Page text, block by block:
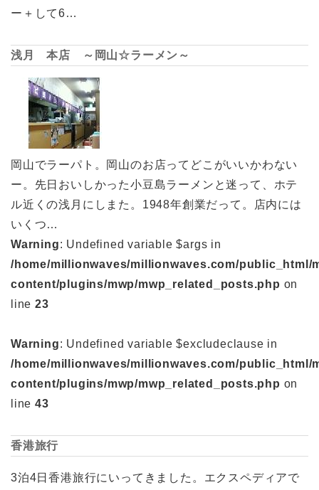
ー＋して6…
浅月 本店 ～岡山☆ラーメン～
岡山でラーパト。岡山のお店ってどこがいいかわない
ー。先日おいしかった小豆島ラーメンと迷って、ホテ
ル近くの浅月にしまた。1948年創業だって。店内には
いくつ…
Warning: Undefined variable $args in
/home/millionwaves/millionwaves.com/public_html/
content/plugins/mwp/mwp_related_posts.php on
line 23
Warning: Undefined variable $excludeclause in
/home/millionwaves/millionwaves.com/public_html/
content/plugins/mwp/mwp_related_posts.php on
line 43
香港旅行
3泊4日香港旅行にいってきました。エクスペディアで